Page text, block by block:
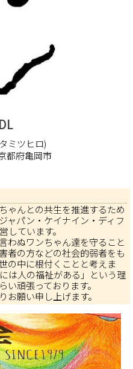
ミツヒロ)
都府亀岡市
ゃんとの共生を推進するため
ャパン・ケイナイン・ディフ
しています。
わぬワンちゃん達を守ること
者の方などの社会的弱者をも
の中に根付くことと考えま
は人の福祉がある」という理
頑張っております。
願い申し上げます。